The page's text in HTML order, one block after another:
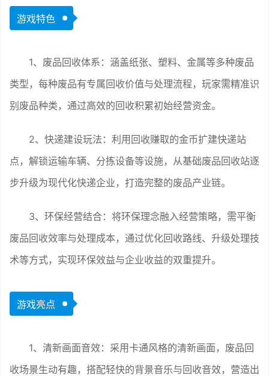
游戏特色
1、废品回收体系：涵盖纸张、塑料、金属等多种废品
类型，每种废品有专属回收价值与处理流程，玩家需精准识
别废品种类，通过高效的回收积累初始经营资金。
2、快递建设玩法：利用回收赚取的金币扩建快递站
点，解锁运输车辆、分拣设备等设施，从基础废品回收站逐
步升级为现代化快递企业，打造完整的废品产业链。
3、环保经营结合：将环保理念融入经营策略，需平衡
废品回收效率与处理成本，通过优化回收路线、升级处理技
术等方式，实现环保效益与企业收益的双重提升。
游戏亮点
1、清新画面音效：采用卡通风格的清新画面，废品回
收场景生动有趣，搭配轻快的背景音乐与回收音效，营造出